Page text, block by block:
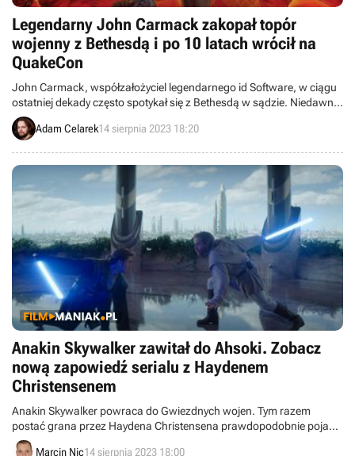
Legendarny John Carmack zakopał topór
wojenny z Bethesdą i po 10 latach wrócił na
QuakeCon
John Carmack, współzałożyciel legendarnego id Software, w ciągu
ostatniej dekady często spotykał się z Bethesdą w sądzie. Niedawne
wpisy z Twittera/X dewelopera sugerują jednak, że relacja między
zwaśnionymi stronami uległa znacznej poprawie.
Adam Celarek14 sierpnia 2023 18:20
Anakin Skywalker zawitał do Ahsoki. Zobacz
nową zapowiedź serialu z Haydenem
Christensenem
Anakin Skywalker powraca do Gwiezdnych wojen. Tym razem
postać grana przez Haydena Christensena prawdopodobnie pojawi
się w serialu Ahsoka.
Marcin Nic14 sierpnia 2023 18:00